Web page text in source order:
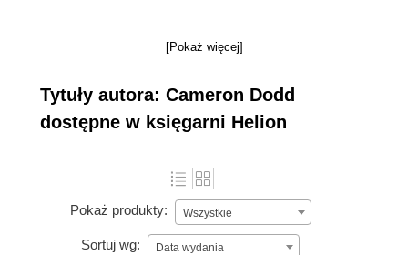
[Pokaż więcej]
Tytuły autora: Cameron Dodd
dostępne w księgarni Helion
Pokaż produkty: Wszystkie
Sortuj wg: Data wydania